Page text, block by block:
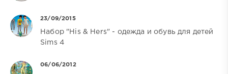
23/09/2015
Набор "His & Hers" - одежда и обувь для детей
Sims 4
06/06/2012